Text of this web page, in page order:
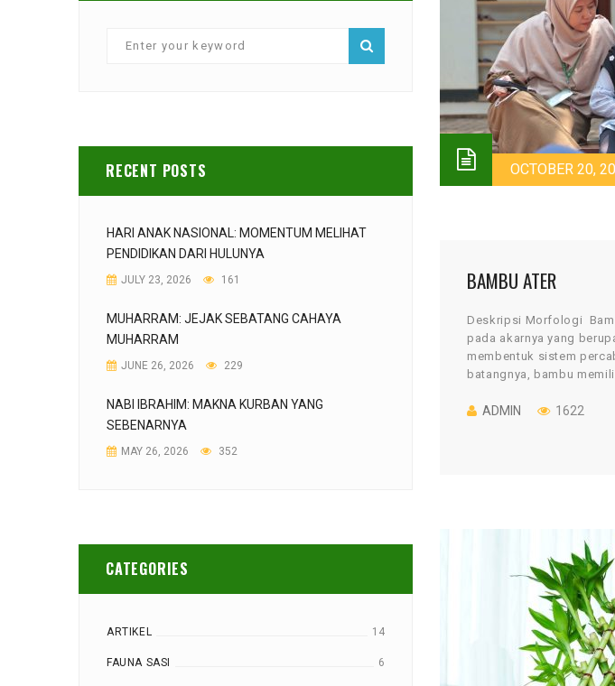
RECENT POSTS
HARI ANAK NASIONAL: MOMENTUM MELIHAT
PENDIDIKAN DARI HULUNYA
JULY 23, 2026 161
MUHARRAM: JEJAK SEBATANG CAHAYA
MUHARRAM
JUNE 26, 2026 229
NABI IBRAHIM: MAKNA KURBAN YANG
SEBENARNYA
MAY 26, 2026 352
CATEGORIES
ARTIKEL 14
FAUNA SASI 6
OCTOBER 20,
BAMBU ATER
Deskripsi Morfologi
pada akarnya yang
membentuk sistem
batangnya, bambu
ADMIN 1622